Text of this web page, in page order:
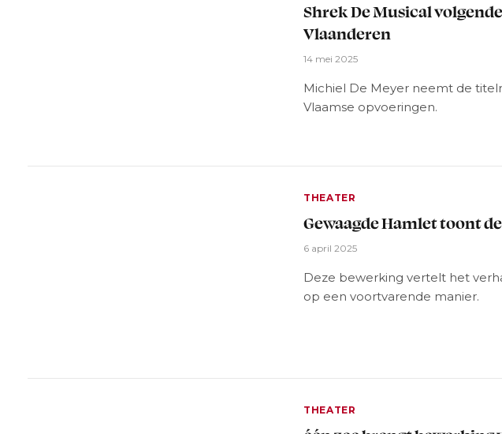
Shrek De Musical
Vlaanderen
14 mei 2025
Michiel De Meyer neemt de
Vlaamse opvoeringen.
THEATER
Gewaagde Hamlet toont
6 april 2025
Deze bewerking vertelt het
op een voortvarende manier.
THEATER